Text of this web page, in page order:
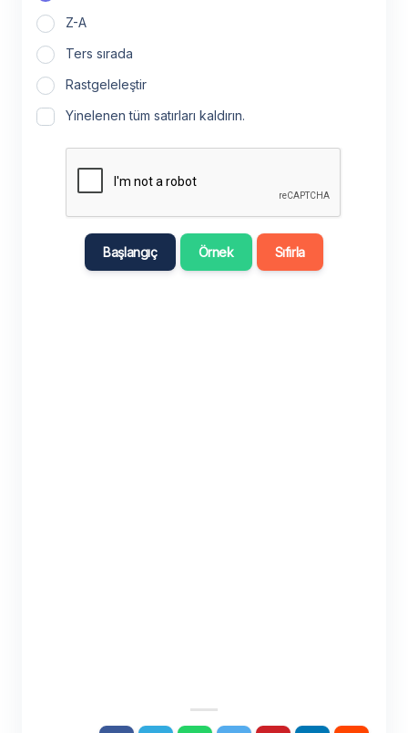
Z-A
Ters sırada
Rastgeleleştir
Yinelenen tüm satırları kaldırın.
Başlangıç Örnek Sıfırla